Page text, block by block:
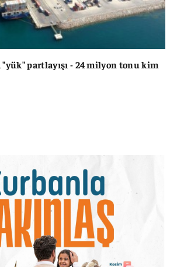
partlayışı - 24 milyon tonu kim